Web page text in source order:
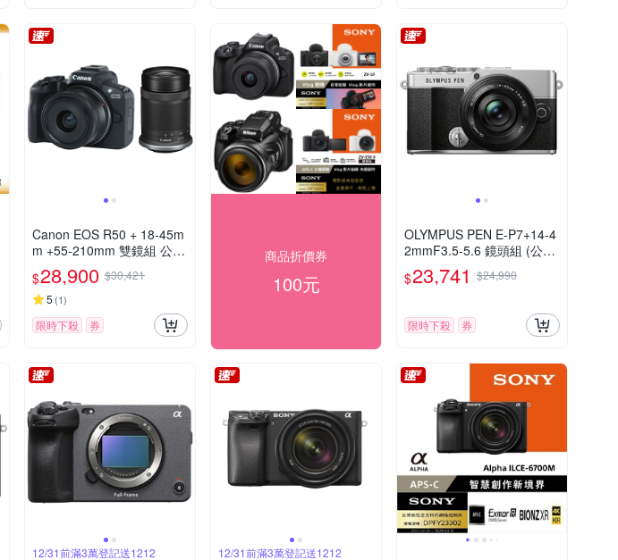
Canon EOS R50 + 18-45m
m +55-210mm 雙鏡組 公司
貨
$28,900 $30,421
5 (1)
限時下殺 券
商品折價券
100元
OLYMPUS PEN E-P7+14-4
2mmF3.5-5.6 鏡頭組 (公司
貨)
$23,741 $24,990
限時下殺 券
12/31前滿3萬登記送1212 12/31前滿3萬登記送1212